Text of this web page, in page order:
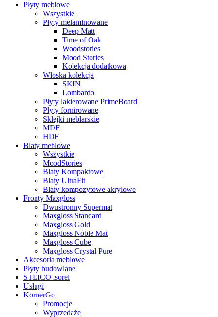
Płyty meblowe
Wszystkie
Płyty melaminowane
Deep Matt
Time of Oak
Woodstories
Mood Stories
Kolekcja dodatkowa
Włoska kolekcja
SKIN
Lombardo
Płyty lakierowane PrimeBoard
Płyty fornirowane
Sklejki meblarskie
MDF
HDF
Blaty meblowe
Wszystkie
MoodStories
Blaty Kompaktowe
Blaty UltraFit
Blaty kompozytowe akrylowe
Fronty Maxgloss
Dwustronny Supermat
Maxgloss Standard
Maxgloss Gold
Maxgloss Noble Mat
Maxgloss Cube
Maxgloss Crystal Pure
Akcesoria meblowe
Płyty budowlane
STEICO isorel
Usługi
KornerGo
Promocje
Wyprzedaże